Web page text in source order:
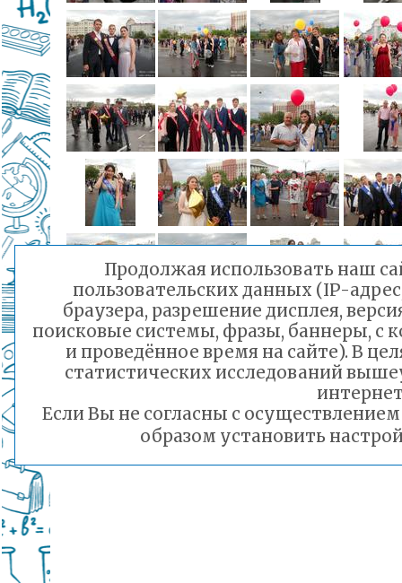
Продолжая использовать наш
пользовательских данных (IP-
браузера, разрешение дисплея,
поисковые системы, фразы, баннеры, с
и проведённое время на сайте). В
статистических исследований
Если Вы не согласны с
образом установить